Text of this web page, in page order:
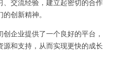
交流经验，建立起密切的合作
创新精神。
企业提供了一个良好的平台，
和支持，从而实现更快的成长